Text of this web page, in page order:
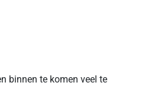
binnen te komen veel te